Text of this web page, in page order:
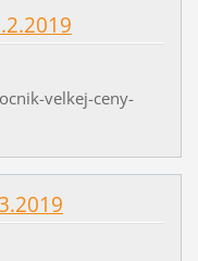
velkej-ceny-